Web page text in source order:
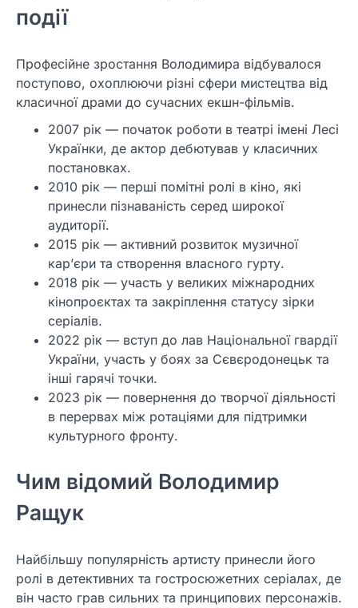
події
Професійне зростання Володимира відбувалося
поступово, охоплюючи різні сфери мистецтва від
класичної драми до сучасних екшн-фільмів.
2007 рік — початок роботи в театрі імені Лесі
Українки, де актор дебютував у класичних
постановках.
2010 рік — перші помітні ролі в кіно, які
принесли пізнаваність серед широкої
аудиторії.
2015 рік — активний розвиток музичної
кар’єри та створення власного гурту.
2018 рік — участь у великих міжнародних
кінопроєктах та закріплення статусу зірки
серіалів.
2022 рік — вступ до лав Національної гвардії
України, участь у боях за Сєвєродонецьк та
інші гарячі точки.
2023 рік — повернення до творчої діяльності
в перервах між ротаціями для підтримки
культурного фронту.
Чим відомий Володимир
Ращук
Найбільшу популярність артисту принесли його
ролі в детективних та гостросюжетних серіалах, де
він часто грав сильних та принципових персонажів.